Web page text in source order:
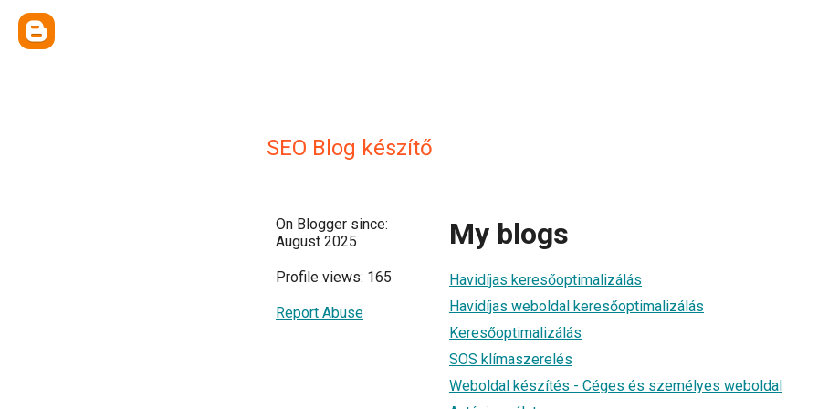
SEO Blog készítő
On Blogger since:
August 2025
Profile views: 165
Report Abuse
My blogs
Havidíjas keresőoptimalizálás
Havidíjas weboldal keresőoptimalizálás
Keresőoptimalizálás
SOS klímaszerelés
Weboldal készítés - Céges és személyes weboldal